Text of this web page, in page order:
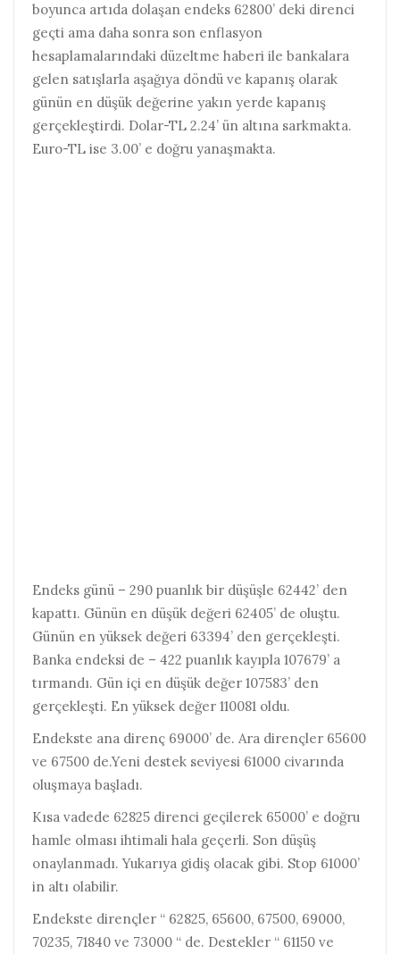
boyunca artıda dolaşan endeks 62800’ deki direnci
geçti ama daha sonra son enflasyon
hesaplamalarındaki düzeltme haberi ile bankalara
gelen satışlarla aşağıya döndü ve kapanış olarak
günün en düşük değerine yakın yerde kapanış
gerçekleştirdi. Dolar-TL 2.24’ ün altına sarkmakta.
Euro-TL ise 3.00’ e doğru yanaşmakta.
Endeks günü – 290 puanlık bir düşüşle 62442’ den
kapattı. Günün en düşük değeri 62405’ de oluştu.
Günün en yüksek değeri 63394’ den gerçekleşti.
Banka endeksi de – 422 puanlık kayıpla 107679’ a
tırmandı. Gün içi en düşük değer 107583’ den
gerçekleşti. En yüksek değer 110081 oldu.
Endekste ana direnç 69000’ de. Ara dirençler 65600
ve 67500 de.Yeni destek seviyesi 61000 civarında
oluşmaya başladı.
Kısa vadede 62825 direnci geçilerek 65000’ e doğru
hamle olması ihtimali hala geçerli. Son düşüş
onaylanmadı. Yukarıya gidiş olacak gibi. Stop 61000’
in altı olabilir.
Endekste dirençler “ 62825, 65600, 67500, 69000,
70235, 71840 ve 73000 “ de. Destekler “ 61150 ve